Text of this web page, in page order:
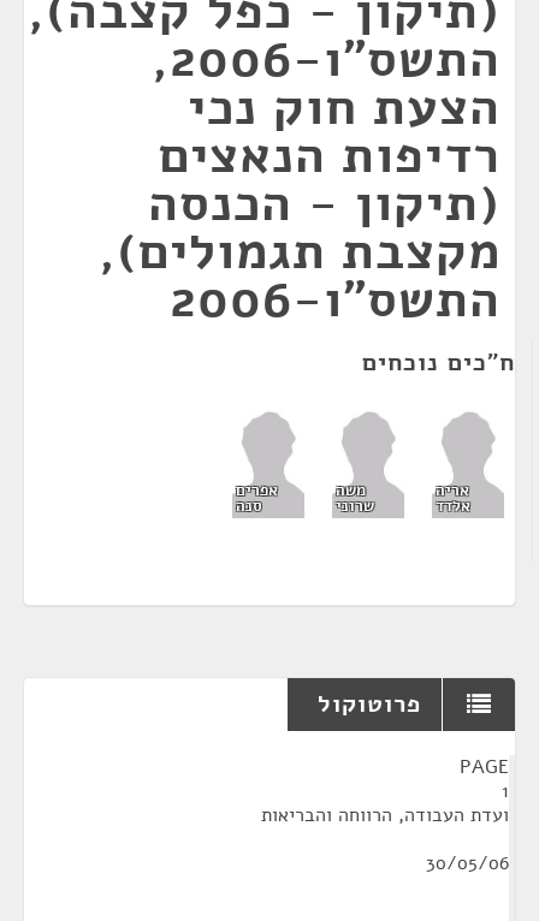
התשס"ו-2006,
הצעת חוק נכי
רדיפות הנאצים
(תיקון - הכנסה
מקצבת תגמולים),
התשס"ו-2006
ח"כים נוכחים
אריה
אלדד
משה
שרוני
אפרים
סנה
פרוטוקול
PAGE
1
ועדת העבודה, הרווחה והבריאות
30/05/06